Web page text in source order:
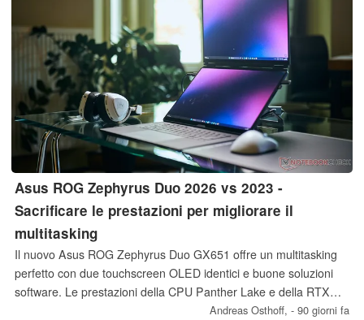
Asus ROG Zephyrus Duo 2026 vs 2023 -
Sacrificare le prestazioni per migliorare il
multitasking
Il nuovo Asus ROG Zephyrus Duo GX651 offre un multitasking
perfetto con due touchscreen OLED identici e buone soluzioni
software. Le prestazioni della CPU Panther Lake e della RTX
5090 di GeForce sono molto buone, ma rispetto al predecessore
Andreas Osthoff, - 90 giorni fa